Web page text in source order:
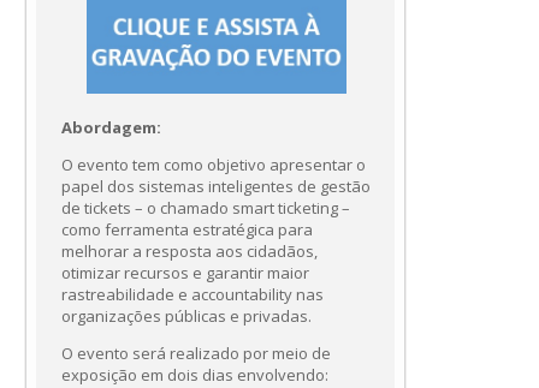
Abordagem:
O evento tem como objetivo apresentar o
papel dos sistemas inteligentes de gestão
de tickets – o chamado smart ticketing –
como ferramenta estratégica para
melhorar a resposta aos cidadãos,
otimizar recursos e garantir maior
rastreabilidade e accountability nas
organizações públicas e privadas.
O evento será realizado por meio de
exposição em dois dias envolvendo: